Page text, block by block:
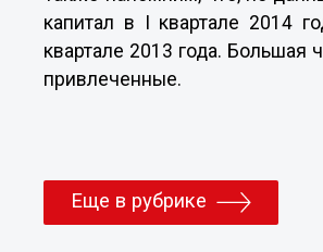
капитал в I квартале 2014
квартале 2013 года. Большая
привлеченные.
Еще в рубрике